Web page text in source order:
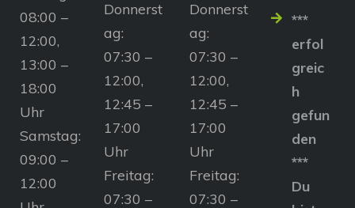
08:00 –
12:00,
13:00 –
18:00
Uhr
Samstag:
09:00 –
12:00
Donnerst
ag:
07:30 –
12:00,
12:45 –
17:00
Uhr
Freitag:
07:30 –
Donnerst
ag:
07:30 –
12:00,
12:45 –
17:00
Uhr
Freitag:
07:30 –
***
erfol
greic
h
gefun
den
***
Du